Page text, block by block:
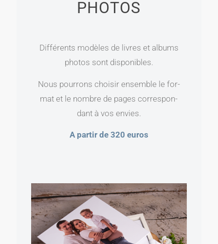
PHOTOS
Différents modèles de livres et albums
pho­tos sont disponibles.
Nous pour­rons choi­sir ensemble le for­
mat et le nombre de pages cor­res­pon­
dant à vos envies.
A par­tir de 320 euros